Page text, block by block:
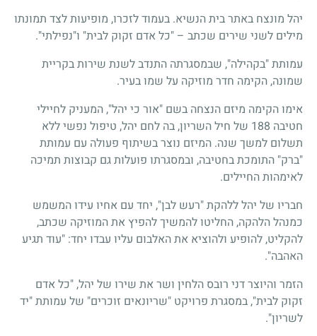
יהל מונצח באתר בית הנשיא. בעמוד לזכרו, מופיעות לצד תמונתו
מילים לשני שירים שכתב – "כל אדם זקוק לבית" ו"נפילתי".
עמותת "בקהילה", שבמסגרתה התנדב לשנת שירות בקריית
שמונה, הקימה חדר מוזיקה על שמו בעיר.
אימו הקימה מיזם הנצחה בשם "אור כי יהל", המעניק לחיילי
חטיבה 188 של חיל השריון, בה לחם יהל, טיפול נפשי ללא
תשלום למשך שנה. המיזם נוצר בשיתוף פעולה עם עמותת
"ברק" התומכת בחטיבה, ובמסגרתו פועלות גם קבוצות תמיכה
לאימהות החיילים.
חבריו של יהל ללהקת "רעש לבן", יחד עם אחיו עידו המשמש
כמנהל הלהקה, החליטו להמשיך להפיץ את המוזיקה שכתב,
להקליט, להופיע ולהוציא את האלבום עליו עבדו יחד: "עוד תגיע
האהבה".
הזמר והיוצר דני רובס הלחין ושר את שירו של יהל, "כל אדם
זקוק לבית", במסגרת פרויקט "שריונאים זוכרים" של עמותת "יד
לשריון".